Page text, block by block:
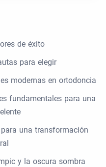
de éxito
para elegir
modernas en ortodoncia
fundamentales para una
una transformación
y la oscura sombra